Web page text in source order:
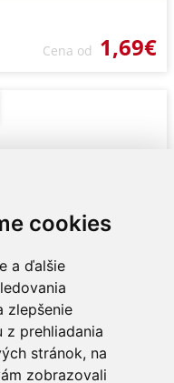
cookies
a ďalšie
zlepšenie
z prehliadania
stránok, na
zobrazovali
Cena od 1,69€